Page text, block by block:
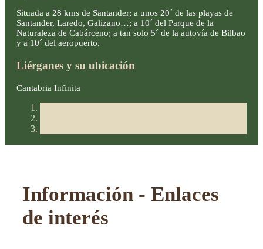
Situada a 28 kms de Santander; a unos 20´ de las playas de
Santander, Laredo, Galizano…; a 10´ del Parque de la
Naturaleza de Cabárceno; a tan solo 5´ de la autovía de Bilbao
y a 10´ del aeropuerto.
Liérganes y su ubicación
Cantabria Infinita
Información - Enlaces
de interés